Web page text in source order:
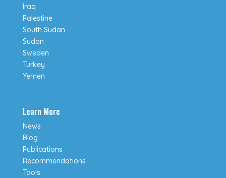
Iraq
Palestine
South Sudan
Sudan
Sweden
Turkey
Yemen
Learn More
News
Blog
Publications
Recommendations
Tools